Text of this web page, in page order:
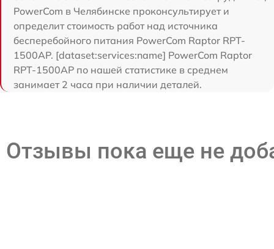
PowerCom в Челябинске проконсультирует и
определит стоимость работ над источника
бесперебойного питания PowerCom Raptor RPT-
1500AP. [dataset:services:name] PowerCom Raptor
RPT-1500AP по нашей статистике в среднем
занимает 2 часа при наличии деталей.
Отзывы пока еще не